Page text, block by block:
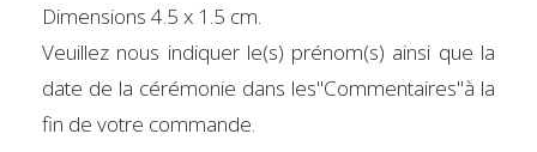
Dimensions 4.5 x 1.5 cm.
Veuillez nous indiquer le(s) prénom(s) ainsi que la
date de la cérémonie dans les"Commentaires"à la
fin de votre commande.